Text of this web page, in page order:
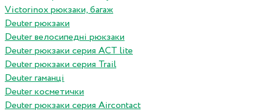
Victorinox рюкзаки, багаж
Deuter рюкзаки
Deuter велосипедні рюкзаки
Deuter рюкзаки серия ACT lite
Deuter рюкзаки серия Trail
Deuter гаманці
Deuter косметички
Deuter рюкзаки серия Aircontact